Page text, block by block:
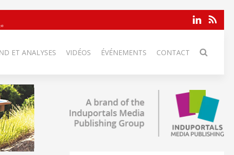
ET ANALYSES VIDÉOS ÉVÉNEMENTS CONTACT